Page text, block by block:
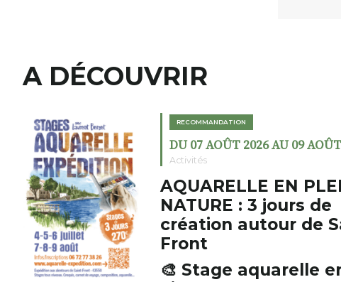
A DÉCOUVRIR
RECOMMANDATION
DU 07 AOÛT 2026 AU 09
Activités
AQUARELLE EN
NATURE : 3 jours de
création autour de
Front
🎨 Stage aquarelle